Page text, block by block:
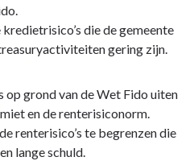
die de gemeente
gering zijn.
op grond van de Wet Fido uiten
en de renterisiconorm.
renterisico’s te begrenzen die
lange schuld.